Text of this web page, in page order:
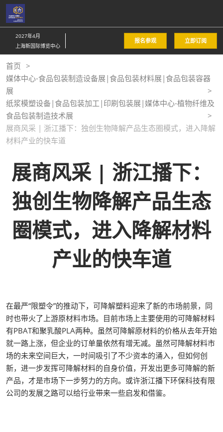
直
接
跳
至
内
容
2027年4月
上海新国际博览中心
报名参观 立即订阅
首页
媒体中心-食品包装制造设备展|食品包装材料展|食品包装容器
展
纸浆模塑设备|食品包装加工|印刷包装展|媒体中心-植物纤维及
食品包装制造技术展
展商风采 | 浙江播下：独创生物降解产品生态圈模式，进入降解
材料产业的快车道
展商风采 | 浙江播下：
独创生物降解产品生态
圈模式，进入降解材料
产业的快车道
在最严“限塑令”的推动下，可降解塑料迎来了新的市场前景，同
时也带火了上游原材料市场。目前市场上主要使用的可降解材料
有PBAT和聚乳酸PLA两种。虽然可降解原材料的价格从去年开始
就一路上涨，但企业的订单量依然有增无减。虽然可降解材料市
场的未来空间巨大，一时间吸引了不少资本的涌入，但如何创
新，进一步发挥可降解材料的自身价值，开发出更多可降解的新
产品，才是市场下一步努力的方向。或许浙江播下环保科技有限
公司的发展之路可以给行业带来一些启发和借鉴。